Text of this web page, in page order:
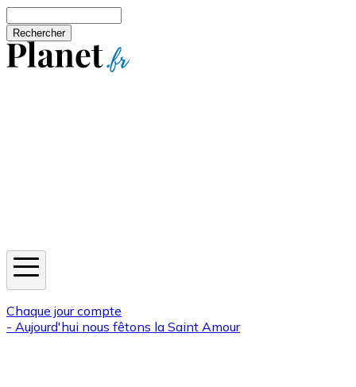
Chaque jour compte
- Aujourd'hui nous fêtons la Saint Amour